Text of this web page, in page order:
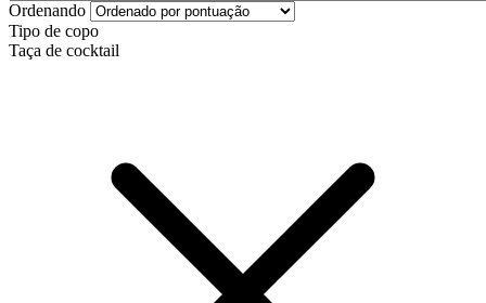
Ordenando
Tipo de copo
Taça de cocktail